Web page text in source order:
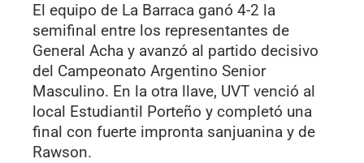
El equipo de La Barraca ganó 4-2 la
semifinal entre los representantes de
General Acha y avanzó al partido decisivo
del Campeonato Argentino Senior
Masculino. En la otra llave, UVT venció al
local Estudiantil Porteño y completó una
final con fuerte impronta sanjuanina y de
Rawson.